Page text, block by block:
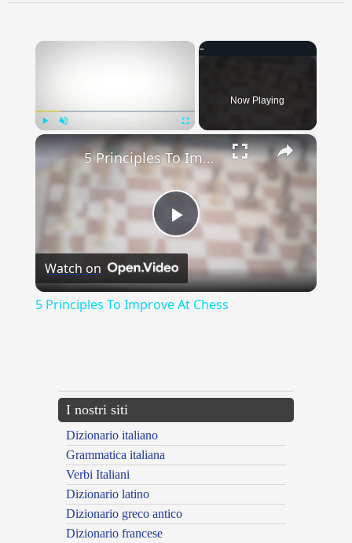
×
Now Playing
×
Play
Video
5 Principles To Improve At Chess
Watch on
5 Principles To Improve At Chess
I nostri siti
Dizionario italiano
Grammatica italiana
Verbi Italiani
Dizionario latino
Dizionario greco antico
Dizionario francese